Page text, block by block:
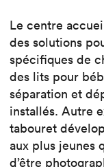
Le centre
des solutions
spécifiques de
des lits pour
séparation et
installés. Autre
tabouret
aux plus jeunes
d’être